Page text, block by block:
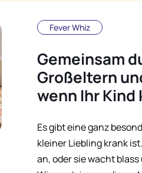
Fever Whiz
Gemeinsam
Großeltern
wenn Ihr Kind
Es gibt eine ganz
kleiner Liebling krank
an, oder sie wacht